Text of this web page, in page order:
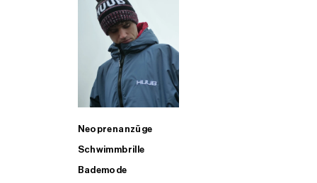
Neoprenanzüge
Schwimmbrille
Bademode